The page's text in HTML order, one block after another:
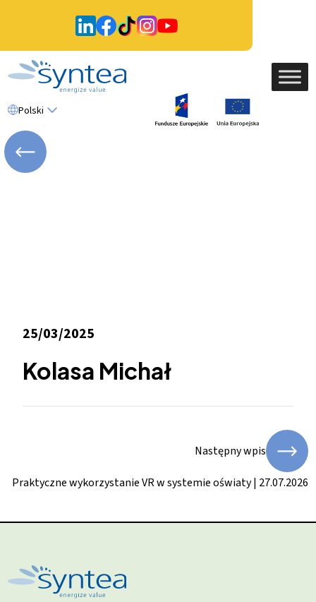
Polski
25/03/2025
Kolasa Michał
Następny wpis
Praktyczne wykorzystanie VR w systemie oświaty | 27.07.2026